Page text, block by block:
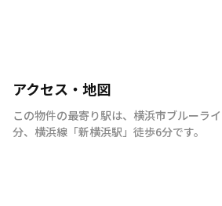
アクセス・地図
この物件の最寄り駅は、 横浜市ブルーラ
分、 横浜線 「新横浜駅 」 徒歩6分です。